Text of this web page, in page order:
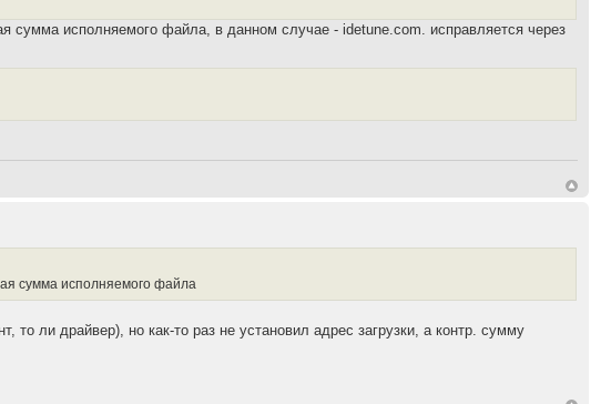
сумма исполняемого файла, в данном случае - idetune.com. исправляется через
сумма исполняемого файла
то ли драйвер), но как-то раз не установил адрес загрузки, а контр. сумму